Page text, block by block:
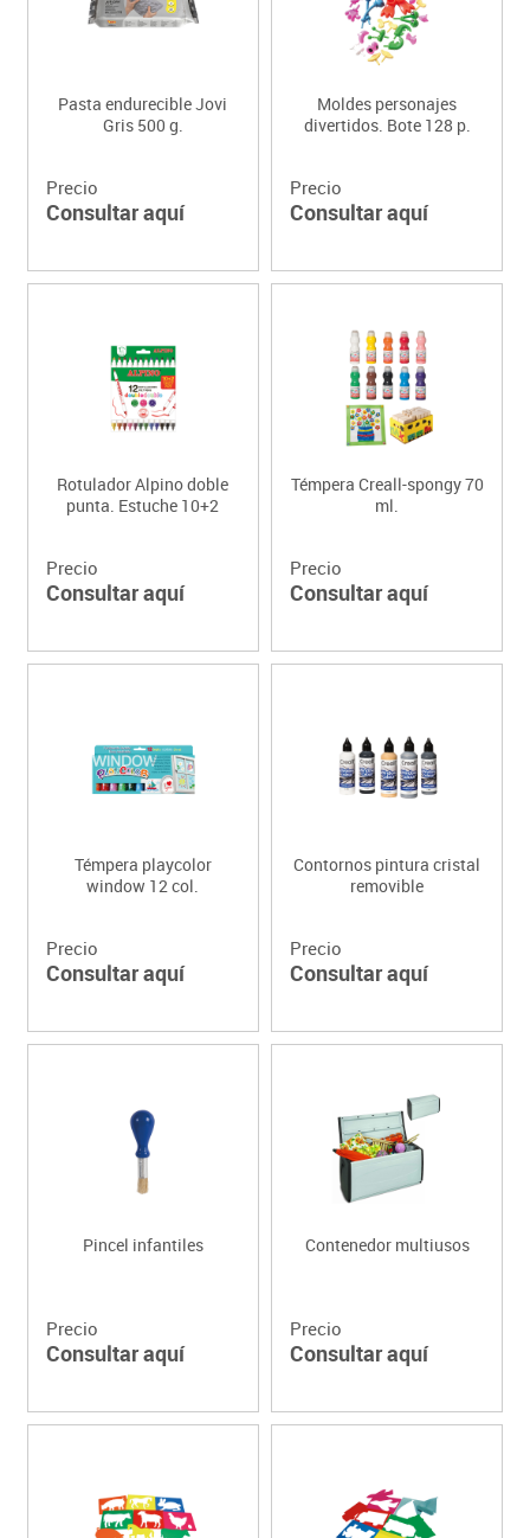
Pasta endurecible Jovi
Gris 500 g.
Precio
Consultar aquí
Moldes personajes
divertidos. Bote 128 p.
Precio
Consultar aquí
Rotulador Alpino doble
punta. Estuche 10+2
Precio
Consultar aquí
Témpera Creall-spongy 70
ml.
Precio
Consultar aquí
Témpera playcolor
window 12 col.
Precio
Consultar aquí
Contornos pintura cristal
removible
Precio
Consultar aquí
Pincel infantiles
Precio
Consultar aquí
Contenedor multiusos
Precio
Consultar aquí